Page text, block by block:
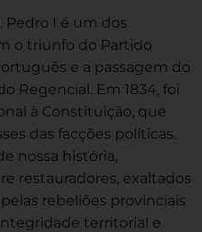
Pedro I é um dos
o triunfo do Partido
e a passagem do
Regencial. Em 1834, foi
à Constituição, que
das facções políticas.
nossa história,
restauradores, exaltados
rebeliões provinciais
territorial e